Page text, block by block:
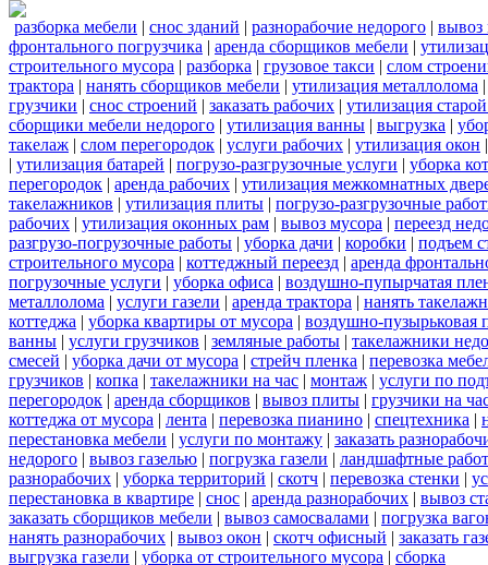
разборка мебели | снос зданий | разнорабочие недорого | вывоз
фронтального погрузчика | аренда сборщиков мебели |
строительного мусора | разборка | грузовое такси | слом
трактора | нанять сборщиков мебели | утилизация металлолома
грузчики | снос строений | заказать рабочих | утилизация
сборщики мебели недорого | утилизация ванны | выгрузка |
такелаж | слом перегородок | услуги рабочих | утилизация окон
| утилизация батарей | погрузо-разгрузочные услуги | уборка
перегородок | аренда рабочих | утилизация межкомнатных
такелажников | утилизация плиты | погрузо-разгрузочные
рабочих | утилизация оконных рам | вывоз мусора | переезд
разгрузо-погрузочные работы | уборка дачи | коробки | подъем
строительного мусора | коттеджный переезд | аренда
погрузочные услуги | уборка офиса | воздушно-пупырчатая
металлолома | услуги газели | аренда трактора | нанять
коттеджа | уборка квартиры от мусора | воздушно-пузырьковая
ванны | услуги грузчиков | земляные работы | такелажники
смесей | уборка дачи от мусора | стрейч пленка | перевозка
грузчиков | копка | такелажники на час | монтаж | услуги по
перегородок | аренда сборщиков | вывоз плиты | грузчики на
коттеджа от мусора | лента | перевозка пианино | спецтехника |
перестановка мебели | услуги по монтажу | заказать
недорого | вывоз газелью | погрузка газели | ландшафтные
разнорабочих | уборка территорий | скотч | перевозка стенки |
перестановка в квартире | снос | аренда разнорабочих | вывоз
заказать сборщиков мебели | вывоз самосвалами | погрузка
нанять разнорабочих | вывоз окон | скотч офисный | заказать
выгрузка газели | уборка от строительного мусора | сборка